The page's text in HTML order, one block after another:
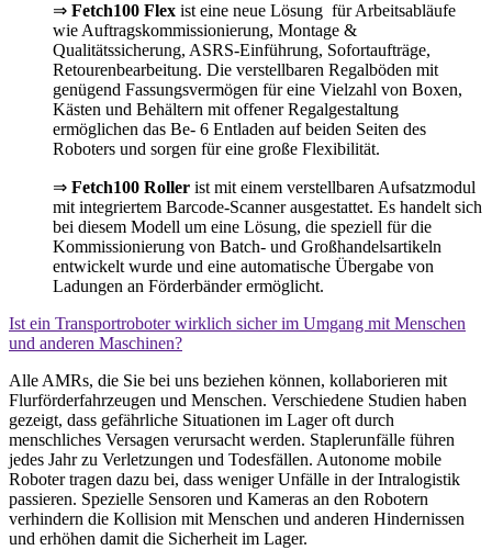
⇒ Fetch100 Flex ist eine neue Lösung für Arbeitsabläufe
wie Auftragskommissionierung, Montage &
Qualitätssicherung, ASRS-Einführung, Sofortaufträge,
Retourenbearbeitung. Die verstellbaren Regalböden mit
genügend Fassungsvermögen für eine Vielzahl von Boxen,
Kästen und Behältern mit offener Regalgestaltung
ermöglichen das Be- 6 Entladen auf beiden Seiten des
Roboters und sorgen für eine große Flexibilität.
⇒ Fetch100 Roller ist mit einem verstellbaren Aufsatzmodul
mit integriertem Barcode-Scanner ausgestattet. Es handelt sich
bei diesem Modell um eine Lösung, die speziell für die
Kommissionierung von Batch- und Großhandelsartikeln
entwickelt wurde und eine automatische Übergabe von
Ladungen an Förderbänder ermöglicht.
Ist ein Transportroboter wirklich sicher im Umgang mit Menschen
und anderen Maschinen?
Alle AMRs, die Sie bei uns beziehen können, kollaborieren mit
Flurförderfahrzeugen und Menschen. Verschiedene Studien haben
gezeigt, dass gefährliche Situationen im Lager oft durch
menschliches Versagen verursacht werden. Staplerunfälle führen
jedes Jahr zu Verletzungen und Todesfällen. Autonome mobile
Roboter tragen dazu bei, dass weniger Unfälle in der Intralogistik
passieren. Spezielle Sensoren und Kameras an den Robotern
verhindern die Kollision mit Menschen und anderen Hindernissen
und erhöhen damit die Sicherheit im Lager.